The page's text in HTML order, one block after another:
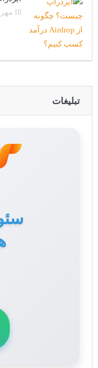
18 مهر 1399
تبلیغات